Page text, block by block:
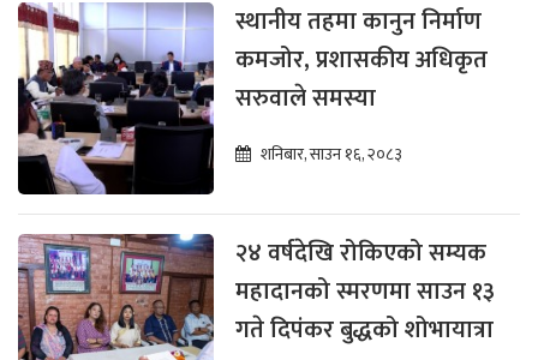
स्थानीय तहमा कानुन निर्माण
कमजोर, प्रशासकीय अधिकृत
सरुवाले समस्या
शनिबार, साउन १६, २०८३
२४ वर्षदेखि रोकिएको सम्यक
महादानको स्मरणमा साउन १३
गते दिपंकर बुद्धको शोभायात्रा